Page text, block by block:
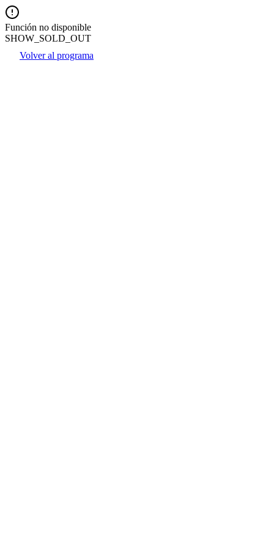
Función no disponible
SHOW_SOLD_OUT
Volver al programa